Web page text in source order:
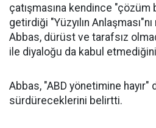
çatışmasına kendince
getirdiği "Yüzyılın
Abbas, dürüst ve tarafsız
ile diyaloğu da kabul
Abbas, "ABD yönetimine hayır"
sürdüreceklerini belirtti.